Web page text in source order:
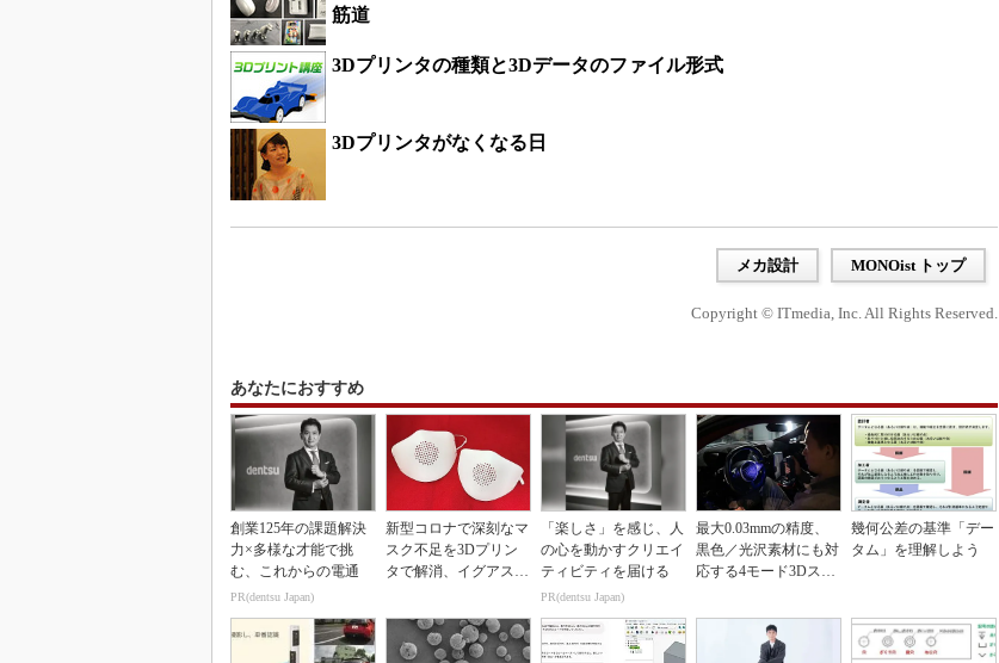
筋道
3Dプリンタの種類と3Dデータのファイル形式
3Dプリンタがなくなる日
メカ設計 MONOist トップ
Copyright © ITmedia, Inc. All Rights Reserved.
あなたにおすすめ
創業125年の課題解決
力×多様な才能で挑
む、これからの電通
PR(dentsu Japan)
新型コロナで深刻なマ
スク不足を3Dプリン
タで解消、イグアスが
「楽しさ」を感じ、人
の心を動かすクリエイ
ティビティを届ける
PR(dentsu Japan)
最大0.03mmの精度、
黒色／光沢素材にも対
応する4モード3Dスキ
幾何公差の基準「デー
タム」を理解しよう